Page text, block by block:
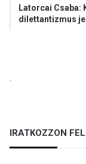
Latorcai Csaba:
dilettantizmus
.
IRATKOZZON